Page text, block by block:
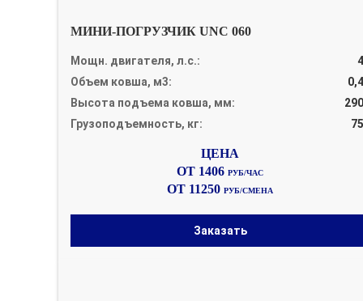
МИНИ-ПОГРУЗЧИК UNC 060
Мощн. двигателя, л.с.:
Объем ковша, м3:
Высота подъема ковша, мм:
Грузоподъемность, кг:
ОТ 1406РУБ/ЧАС
ОТ 11250РУБ/СМЕНА
Заказать